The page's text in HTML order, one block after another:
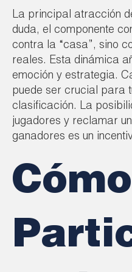
La principal atracción
duda, el componente
contra la “casa”, sino
reales. Esta dinámica
emoción y estrategia.
puede ser crucial para
clasificación. La
jugadores y reclamar
ganadores es un
Cómo